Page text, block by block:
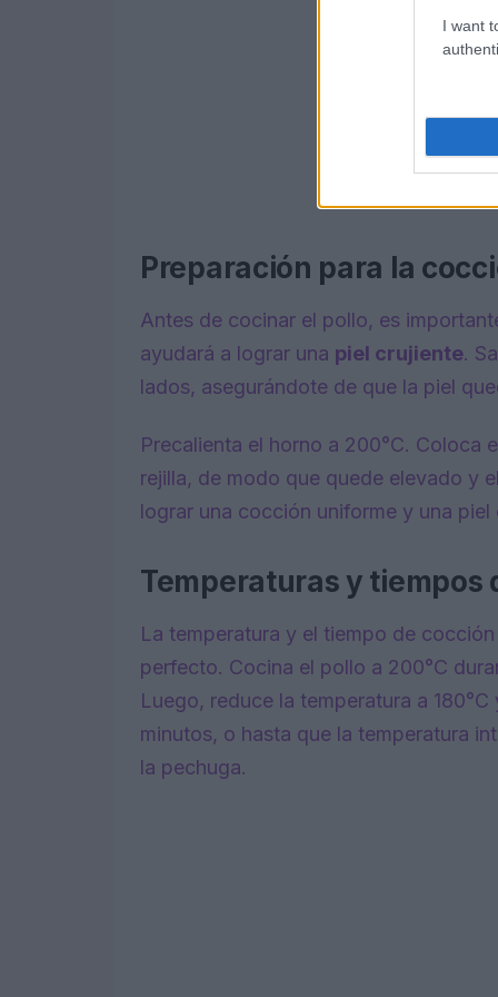
I want
Preparación para la
Antes de cocinar el pollo, es
ayudará a lograr una piel crujiente.
lados, asegurándote de que la piel
Precalienta el horno a 200°C. Coloca
rejilla, de modo que quede elevado y
lograr una cocción uniforme y una piel
Temperaturas y tiempos
La temperatura y el tiempo de
perfecto. Cocina el pollo a 200°C
Luego, reduce la temperatura a
minutos, o hasta que la temperatura
la pechuga.